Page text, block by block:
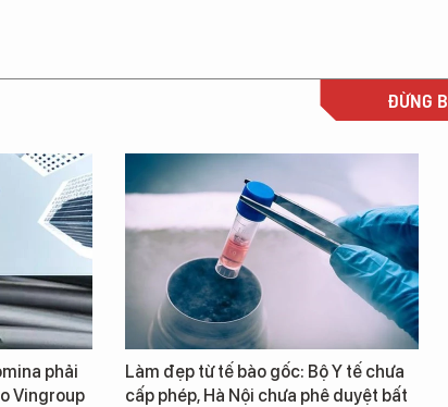
ĐỪNG
phải
Vingroup
Làm đẹp từ tế bào gốc: Bộ Y tế chưa
cấp phép, Hà Nội chưa phê duyệt bất